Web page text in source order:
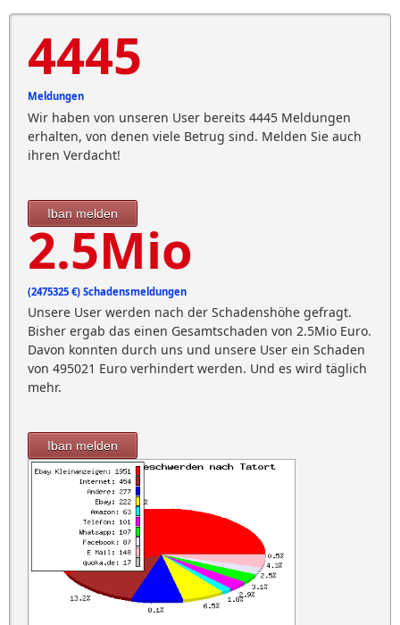
4445
Meldungen
Wir haben von unseren User bereits 4445 Meldungen
erhalten, von denen viele Betrug sind. Melden Sie auch
ihren Verdacht!
Iban melden
2.5Mio
(2475325 €) Schadensmeldungen
Unsere User werden nach der Schadenshöhe gefragt.
Bisher ergab das einen Gesamtschaden von 2.5Mio Euro.
Davon konnten durch uns und unsere User ein Schaden
von 495021 Euro verhindert werden. Und es wird täglich
mehr.
Iban melden